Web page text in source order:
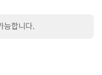
능합니다.